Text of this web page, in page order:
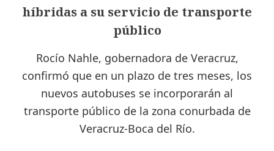
híbridas a su servicio de transporte
público
Rocío Nahle, gobernadora de Veracruz,
confirmó que en un plazo de tres meses, los
nuevos autobuses se incorporarán al
transporte público de la zona conurbada de
Veracruz-Boca del Río.